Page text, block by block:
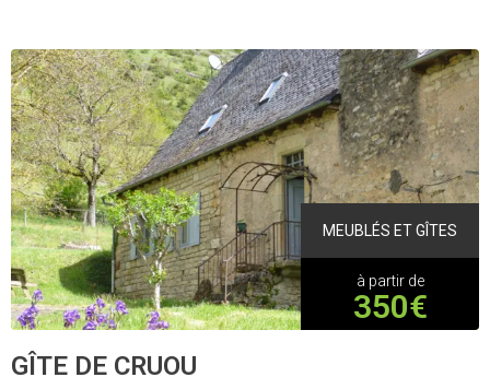
MEUBLÉS ET GÎTES
à partir de
350€
GÎTE DE CRUOU